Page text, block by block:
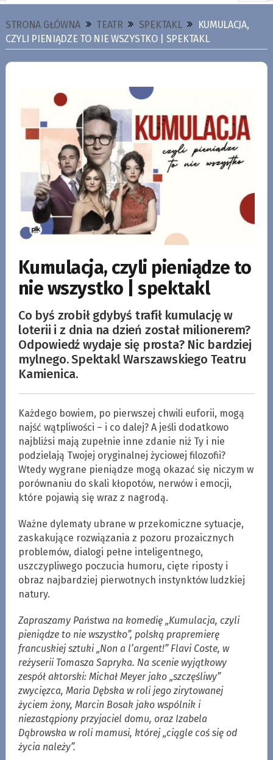
STRONA GŁÓWNA TEATR SPEKTAKL
KUMULACJA,
CZYLI PIENIĄDZE TO NIE WSZYSTKO | SPEKTAKL
Kumulacja, czyli pieniądze to
nie wszystko | spektakl
Co byś zrobił gdybyś trafił kumulację w
loterii i z dnia na dzień został milionerem?
Odpowiedź wydaje się prosta? Nic bardziej
mylnego. Spektakl Warszawskiego Teatru
Kamienica.
Każdego bowiem, po pierwszej chwili euforii, mogą
najść wątpliwości – i co dalej? A jeśli dodatkowo
najbliżsi mają zupełnie inne zdanie niż Ty i nie
podzielają Twojej oryginalnej życiowej filozofii?
Wtedy wygrane pieniądze mogą okazać się niczym w
porównaniu do skali kłopotów, nerwów i emocji,
które pojawią się wraz z nagrodą.
Ważne dylematy ubrane w przekomiczne sytuacje,
zaskakujące rozwiązania z pozoru prozaicznych
problemów, dialogi pełne inteligentnego,
uszczypliwego poczucia humoru, cięte riposty i
obraz najbardziej pierwotnych instynktów ludzkiej
natury.
Zapraszamy Państwa na komedię „Kumulacja, czyli
pieniądze to nie wszystko”, polską prapremierę
francuskiej sztuki „Non a l’argent!” Flavi Coste, w
reżyserii Tomasza Sapryka. Na scenie wyjątkowy
zespół aktorski: Michał Meyer jako „szczęśliwy”
zwycięzca, Maria Dębska w roli jego zirytowanej
życiem żony, Marcin Bosak jako wspólnik i
niezastąpiony przyjaciel domu, oraz Izabela
Dąbrowska w roli mamusi, której „ciągle coś się od
życia należy”.